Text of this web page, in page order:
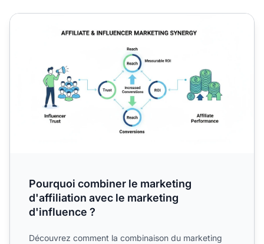
Pourquoi combiner le marketing d'affiliation avec le
Pourquoi combiner le marketing
d'affiliation avec le marketing
d'influence ?
Découvrez comment la combinaison du marketing